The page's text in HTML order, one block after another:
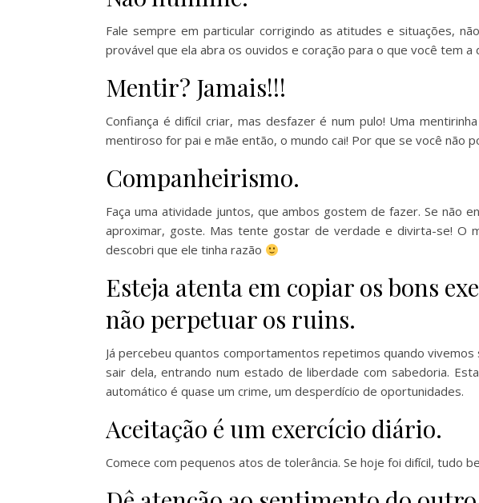
Fale sempre em particular corrigindo as atitudes e situações,
provável que ela abra os ouvidos e coração para o que você tem a
Mentir? Jamais!!!
Confiança é difícil criar, mas desfazer é num pulo! Uma
mentiroso for pai e mãe então, o mundo cai! Por que se você não
Companheirismo.
Faça uma atividade juntos, que ambos gostem de fazer. Se não
aproximar, goste. Mas tente gostar de verdade e divirta-se! O
descobri que ele tinha razão
Esteja atenta em copiar os bons
não perpetuar os ruins.
Já percebeu quantos comportamentos repetimos quando
sair dela, entrando num estado de liberdade com sabedoria.
automático é quase um crime, um desperdício de oportunidades.
Aceitação é um exercício diário.
Comece com pequenos atos de tolerância. Se hoje foi difícil, tudo